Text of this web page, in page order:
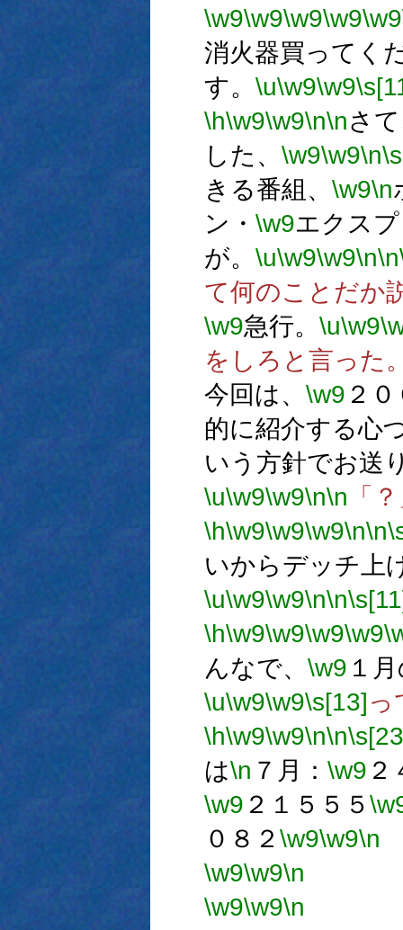
\w9\w9\w9\w9\w9
消火器買ってく
す。 \u\w9\w9
\h\w9\w9\n\nさ
した、 \w9\w9\n
きる番組、 \w9\n
ン・ \w9エクス
が。 \u\w9\w9\n\n
て何のことだか
\w9急行。 \u\w9
をしろと言った
今回は、 \w9 ２
的に紹介する心
いう方針でお送
\u\w9\w9\n\n 「
\h\w9\w9\w9\n\n
いからデッチ上
\u\w9\w9\n\n
\h\w9\w9\w9\w9
んなで、 \w9 １
\u\w9\w9\s[13] っ
\h\w9\w9\n\n
は\n ７月： \w9 ２
\w9 ２１５５５
０８２ \w9\w9\n
\w9\w9\n
\w9\w9\n